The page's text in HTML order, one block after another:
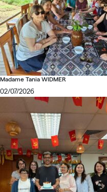
Madame Tania WIDMER
02/07/2026